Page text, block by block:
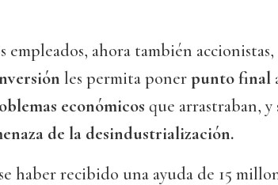
empleados, ahora también
les permita ponerpunto final
económicos que arrastraban,
de la desindustrialización.
haber recibido una ayuda de 15